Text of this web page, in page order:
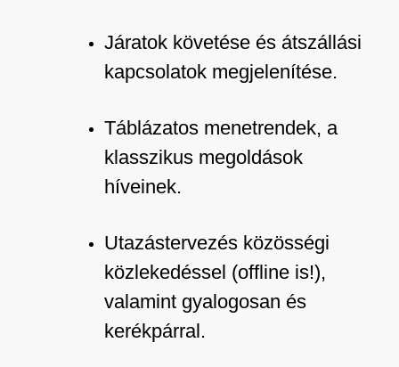
Járatok követése és átszállási
kapcsolatok megjelenítése.
Táblázatos menetrendek, a
klasszikus megoldások
híveinek.
Utazástervezés közösségi
közlekedéssel (offline is!),
valamint gyalogosan és
kerékpárral.